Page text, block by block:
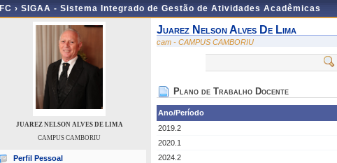
IFC › SIGAA - Sistema Integrado de Gestão de Atividades Acadêmicas
JUAREZ NELSON ALVES DE LIMA
CAMPUS CAMBORIU
Perfil Pessoal
Juarez Nelson Alves De Lima
cam - CAMPUS CAMBORIU
Plano de Trabalho Docente
Ano/Período
2019.2
2020.1
2024.2